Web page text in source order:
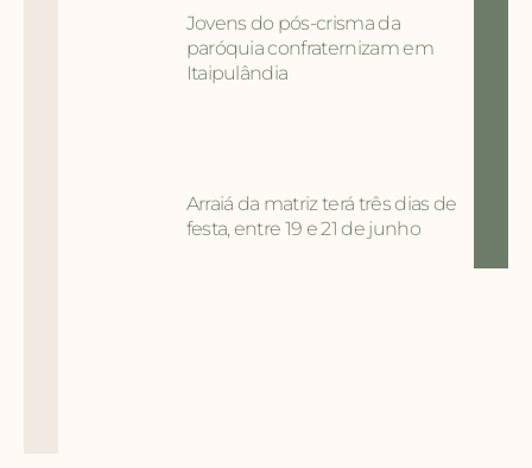
Jovens do pós-crisma da
paróquia confraternizam em
Itaipulândia
Arraiá da matriz terá três dias de
festa, entre 19 e 21 de junho